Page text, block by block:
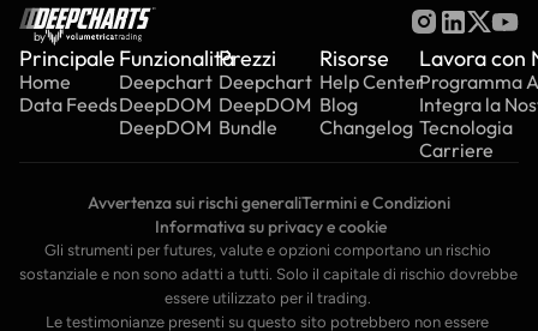
by
Principale
Home
Data Feeds
Funzionalità
Deepchart
DeepDOM
DeepDOM
Prezzi
Deepchart
DeepDOM
Bundle
Risorse
Help Center
Blog
Changelog
Lavora con
Programma
Integra la
Tecnologia
Carriere
Avvertenza sui rischi generaliTermini e Condizioni
Informativa su privacy e cookie
Gli strumenti per futures, valute e opzioni comportano un rischio
sostanziale e non sono adatti a tutti. Solo il capitale di rischio dovrebbe
essere utilizzato per il trading.
Le testimonianze presenti su questo sito potrebbero non essere